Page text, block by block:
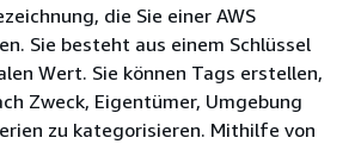
die Sie einer AWS
Sie besteht aus einem Schlüssel
Wert. Sie können Tags erstellen,
Zweck, Eigentümer, Umgebung
zu kategorisieren. Mithilfe von